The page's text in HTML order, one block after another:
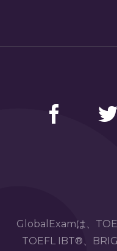
GlobalExamは、
TOEFL IBT®、